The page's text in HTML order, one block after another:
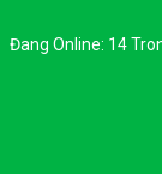
Đang Online: 14